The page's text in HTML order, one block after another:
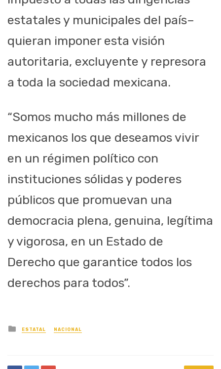
estatales y municipales del país–
quieran imponer esta visión
autoritaria, excluyente y represora
a toda la sociedad mexicana.
“Somos mucho más millones de
mexicanos los que deseamos vivir
en un régimen político con
instituciones sólidas y poderes
públicos que promuevan una
democracia plena, genuina, legítima
y vigorosa, en un Estado de
Derecho que garantice todos los
derechos para todos”.
Posted
in
ESTATAL NACIONAL